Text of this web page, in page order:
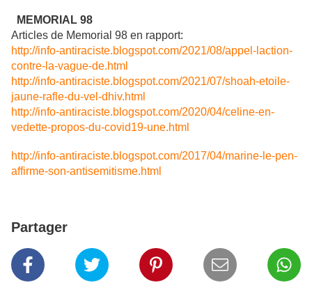
MEMORIAL 98
Articles de Memorial 98 en rapport:
http://info-antiraciste.blogspot.com/2021/08/appel-laction-
contre-la-vague-de.html
http://info-antiraciste.blogspot.com/2021/07/shoah-etoile-
jaune-rafle-du-vel-dhiv.html
http://info-antiraciste.blogspot.com/2020/04/celine-en-
vedette-propos-du-covid19-une.html
http://info-antiraciste.blogspot.com/2017/04/marine-le-pen-
affirme-son-antisemitisme.html
Partager